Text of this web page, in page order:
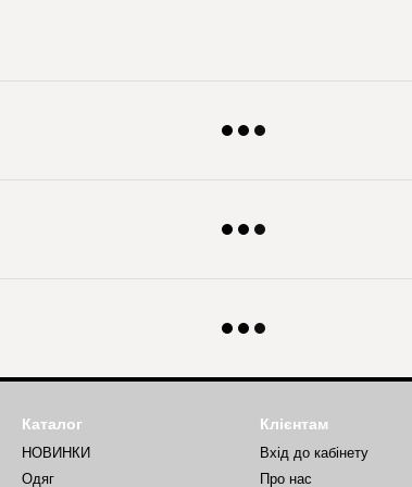
Каталог
НОВИНКИ
Одяг
Клієнтам
Вхід до кабінету
Про нас